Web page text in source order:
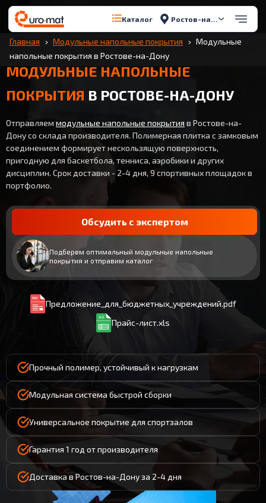
Каталог Ростов-на-Дону
Главная Модульные напольные покрытия
Модульные
напольные покрытия в Ростове-на-Дону
МОДУЛЬНЫЕ НАПОЛЬНЫЕ
ПОКРЫТИЯ В РОСТОВЕ-НА-ДОНУ
Отправляем модульные напольные покрытия в Ростове-на-
Дону со склада производителя. Полимерная плитка с замковым
соединением формирует нескользящую поверхность,
пригодную для баскетбола, тенниса, аэробики и других
дисциплин. Срок доставки - 2-4 дня, 9 спортивных площадок в
портфолио.
Обсудить с экспертом
Подберем оптимальный модульные напольные
покрытия и отправим каталог
Предложение_для_бюджетных_учреждений.pdf
Прайс-лист.xls
Прочный полимер, устойчивый к нагрузкам
Модульная система быстрой сборки
Универсальное покрытие для спортзалов
Гарантия 1 год от производителя
Доставка в Ростов-на-Дону за 2-4 дня